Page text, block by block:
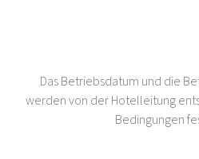
Das Betriebsdatum und die
werden von der Hotelleitung
Bedingungen